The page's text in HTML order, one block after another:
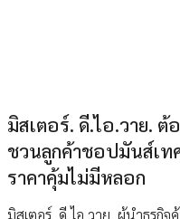
มิสเตอร์. ดี.ไอ.วาย. ต้
ชวนลูกค้าชอปมันส์เท
ราคาคุ้มไม่มีหลอก
มิสเตอร์. ดี.ไอ.วาย. ผู้นำธุรกิ